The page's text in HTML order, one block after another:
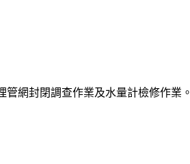
網封閉調查作業及水量計檢修作業。